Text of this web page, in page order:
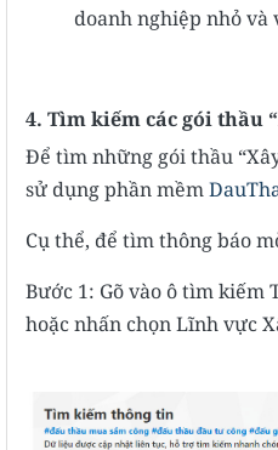
doanh nghiệp nhỏ và
4. Tìm kiếm các gói thầu
Để tìm những gói thầu
sử dụng phần mềm
Cụ thể, để tìm thông báo
Bước 1: Gõ vào ô tìm kiếm
hoặc nhấn chọn Lĩnh vực